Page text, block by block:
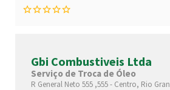
Gbi Combustiveis Ltda
Serviço de Troca de Óleo
R General Neto 555 ,555 - Centro, Rio